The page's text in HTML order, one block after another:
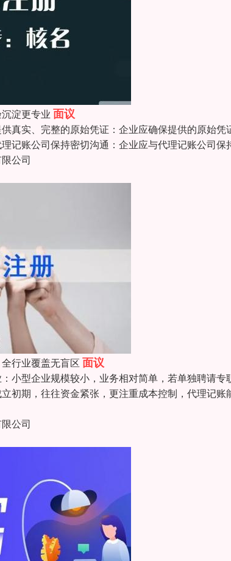
淀更专业 面议
真实、完整的原始凭证：企业应确保提供的原始
记账公司保持密切沟通：企业应与代理记账公司
公司
行业覆盖无盲区 面议
小型企业规模较小，业务相对简单，若单独聘请
初期，往往资金紧张，更注重成本控制，代理记
公司